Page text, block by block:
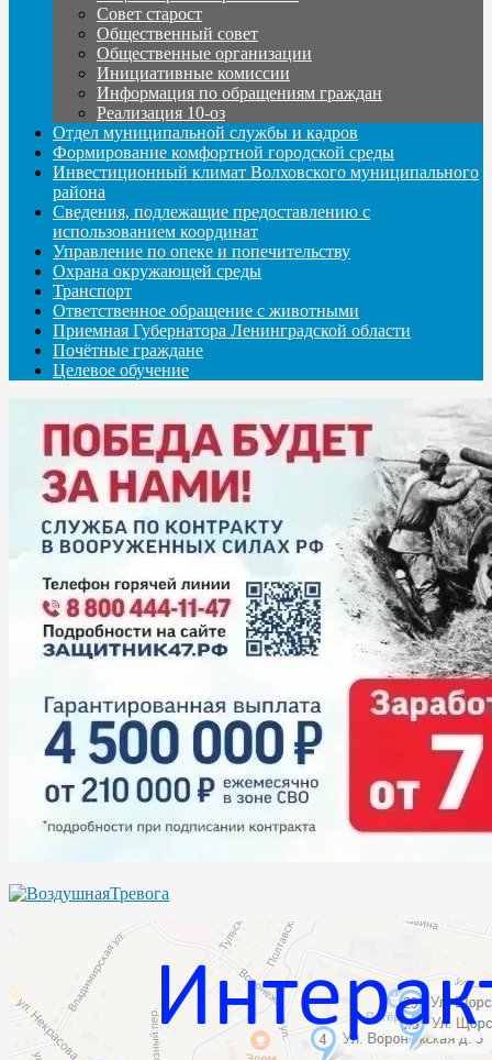
Совет старост
Общественный совет
Общественные организации
Инициативные комиссии
Информация по обращениям граждан
Реализация 10-оз
Отдел муниципальной службы и кадров
Формирование комфортной городской среды
Инвестиционный климат Волховского муниципального
района
Сведения, подлежащие предоставлению с
использованием координат
Управление по опеке и попечительству
Охрана окружающей среды
Транспорт
Ответственное обращение с животными
Приемная Губернатора Ленинградской области
Почётные граждане
Целевое обучение